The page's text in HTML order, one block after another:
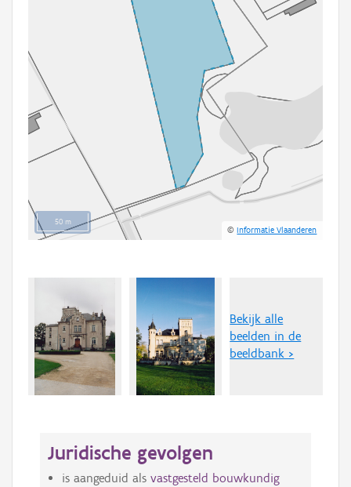
50 m
©Informatie Vlaanderen
Bekijk alle
beelden in de
beeldbank >
Juridische gevolgen
is aangeduid als vastgesteld bouwkundig